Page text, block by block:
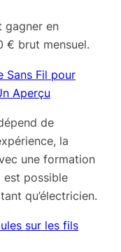
gagner en
€ brut mensuel.
Sans Fil pour
Aperçu
de
la
une formation
est possible
qu’électricien.
sur les fils